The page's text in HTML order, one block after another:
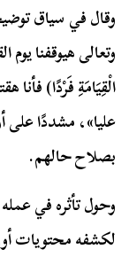
وقال في سياق
وتعالى هيوقفنا يوم
الْقِيَامَةِ فَرْدًا)
عليا»، مشددًا على
بصلاح حالهم.
وحول تأثره في
لكشفه محتويات